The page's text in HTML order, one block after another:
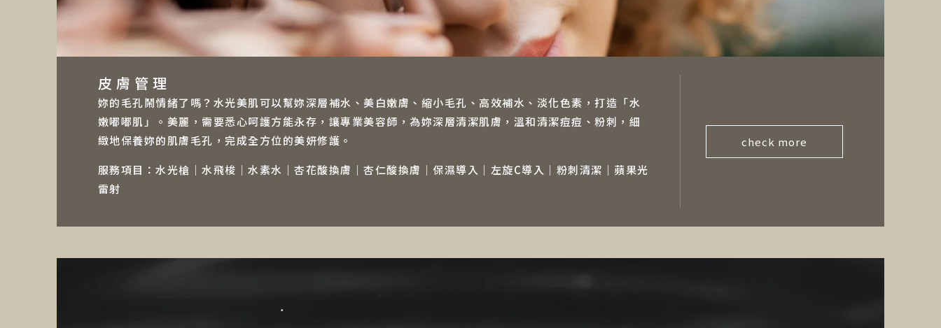
皮膚管理
妳的毛孔鬧情緒了嗎？水光美肌可以幫妳深層補水、美白嫩膚、縮小毛孔、高效補水、淡化色素，打造「水
嫩嘟嘟肌」。美麗，需要悉心呵護方能永存，讓專業美容師，為妳深層清潔肌膚，溫和清潔痘痘、粉刺，細
緻地保養妳的肌膚毛孔，完成全方位的美妍修護。
服務項目：水光槍｜水飛梭｜水素水｜杏花酸換膚｜杏仁酸換膚｜保濕導入｜左旋C導入｜粉刺清潔｜蘋果光
雷射
check more